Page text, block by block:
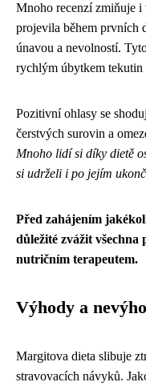
Mnoho recenzí zmiňuje i
projevila během prvních
únavou a nevolností.
rychlým úbytkem tekutin
Pozitivní ohlasy se
čerstvých surovin a
Mnoho lidí si díky dietě
si udrželi i po jejím
Před zahájením
důležité zvážit všechna
nutričním terapeutem.
Výhody a
Margitova dieta slibuje
stravovacích návyků.